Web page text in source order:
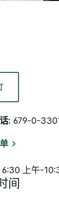
: 679-0-
6:30 上午-
间